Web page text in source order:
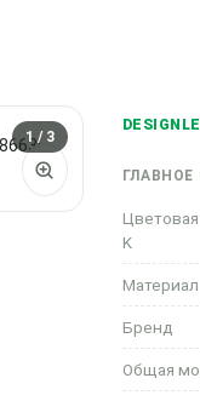
1/ 3
Цветовая
K
Материал
Бренд
Общая